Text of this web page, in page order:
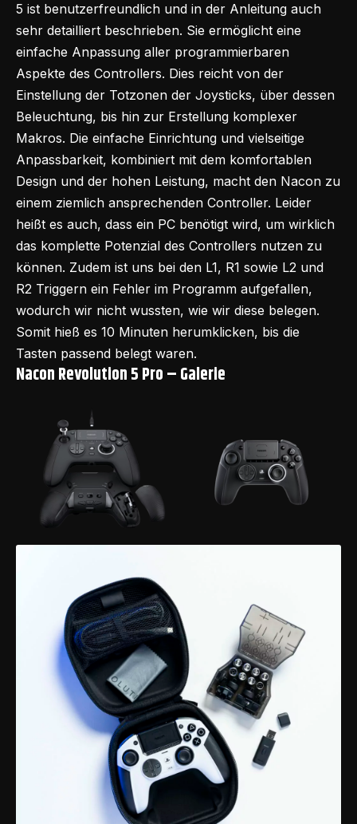
5 ist benutzerfreundlich und in der Anleitung auch
sehr detailliert beschrieben. Sie ermöglicht eine
einfache Anpassung aller programmierbaren
Aspekte des Controllers. Dies reicht von der
Einstellung der Totzonen der Joysticks, über dessen
Beleuchtung, bis hin zur Erstellung komplexer
Makros. Die einfache Einrichtung und vielseitige
Anpassbarkeit, kombiniert mit dem komfortablen
Design und der hohen Leistung, macht den Nacon zu
einem ziemlich ansprechenden Controller. Leider
heißt es auch, dass ein PC benötigt wird, um wirklich
das komplette Potenzial des Controllers nutzen zu
können. Zudem ist uns bei den L1, R1 sowie L2 und
R2 Triggern ein Fehler im Programm aufgefallen,
wodurch wir nicht wussten, wie wir diese belegen.
Somit hieß es 10 Minuten herumklicken, bis die
Tasten passend belegt waren.
Nacon Revolution 5 Pro – Galerie